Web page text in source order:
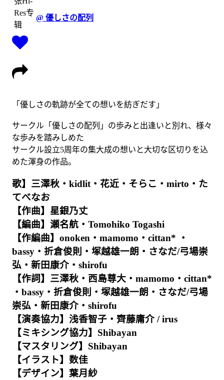
@ 優しさの配列
「優しさの軌跡が全ての想いを紡ぎだす」
サークル「優しさの配列」の歩みと出逢いと別れ、様々
な歩みを踏みしめた
サークル設立5周年の集大成の想いと大切な区切りを込
めた渾身の作品。
歌】三澤秋・kidlit・花近・そらこ・mirto・た
てべなお
【作曲】星銀乃丈
【編曲】瀬名航・Tomohiko Togashi
【作編曲】onoken・mamomo・cittan* ・
bassy・折倉俊則・塚越雄一朗・さなだ/弓場崇
弘・新田康介・shirofu
【作詞】三澤秋・西島尊大・mamomo・cittan*
・bassy・折倉俊則・塚越雄一朗・さなだ/弓場
崇弘・新田康介・shirofu
【演奏協力】浅香智子・齊藤庸介 / irus
【ミキシング協力】Shibayan
【マスタリング】Shibayan
【イラスト】数佳
【デザイン】葉月紗